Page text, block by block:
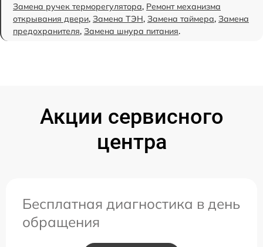
Замена ручек терморегулятора, Ремонт механизма
открывания двери, Замена ТЭН, Замена таймера, Замена
предохранителя, Замена шнура питания.
Акции сервисного
центра
Бесплатная диагностика в день
обращения